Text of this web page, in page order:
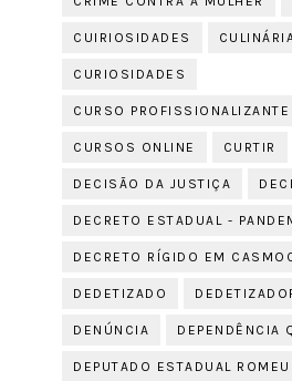
CUIRIOSIDADES
CURIOSIDADES
CURSO PROFISSIONALIZANTE
CURSOS ONLINE CURTIR
DECISÃO DA JUSTIÇA
DECRETO ESTADUAL -
DECRETO RÍGIDO EM
DEDETIZADO
DENÚNCIA DEPENDÊNCIA
DEPUTADO ESTADUAL